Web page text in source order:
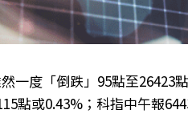
一度「倒跌」95點至26423
點或0.43%；科指中午報